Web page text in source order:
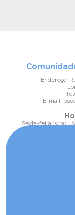
Endereço:
E-mail:
Sexta-feira 19:30 |